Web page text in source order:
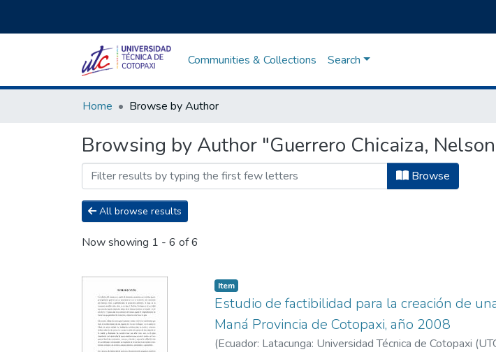
Communities & Collections Search
Home Browse by Author
Browsing by Author "Guerrero Chicaiza,
Browse
All browse results
Now showing 1 - 6 of 6
Item
Estudio de factibilidad para la creación de
Maná Provincia de Cotopaxi, año 2008
(Ecuador: Latacunga: Universidad Técnica de Cotopaxi